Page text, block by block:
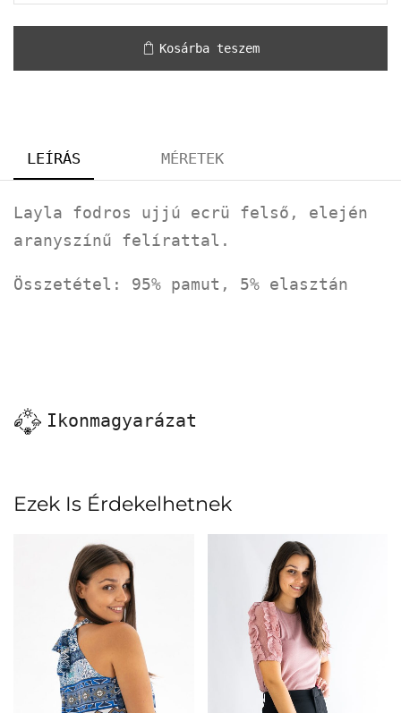
Kosárba teszem
LEÍRÁS MÉRETEK
Layla fodros ujjú ecrü felső, elején
aranyszínű felírattal.
Összetétel: 95% pamut, 5% elasztán
Ikonmagyarázat
Ezek Is Érdekelhetnek